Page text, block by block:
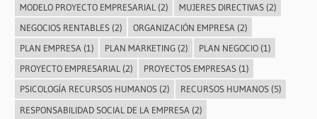
MODELO PROYECTO EMPRESARIAL (2) MUJERES DIRECTIVAS(2)
NEGOCIOS RENTABLES(2) ORGANIZACIÓN EMPRESA (2)
PLAN EMPRESA (1) PLAN MARKETING(2) PLAN NEGOCIO(1)
PROYECTO EMPRESARIAL(2) PROYECTOS EMPRESAS(1)
PSICOLOGÍA RECURSOS HUMANOS(2) RECURSOS HUMANOS(5)
RESPONSABILIDAD SOCIAL DE LA EMPRESA (2)